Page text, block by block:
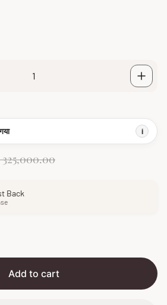
i
325,000.00
Back
Add to cart